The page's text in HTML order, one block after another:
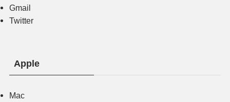
Gmail
Twitter
Apple
Mac